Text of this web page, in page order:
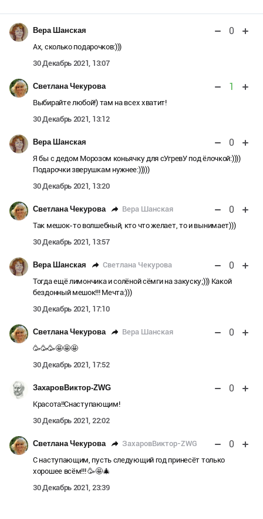
Вера Шанская 0
Ах, сколько подарочков:)))
30 Декабрь 2021, 13:07
Светлана Чекурова 1
Выбирайте любой!) там на всех хватит!
30 Декабрь 2021, 13:12
Вера Шанская 0
Я бы с дедом Морозом коньячку для сУгревУ под ёлочкой:))))
Подарочки зверушкам нужнее:)))))
30 Декабрь 2021, 13:20
Светлана Чекурова Вера Шанская 0
Так мешок-то волшебный, кто что желает, то и вынимает)))
30 Декабрь 2021, 13:57
Вера Шанская Светлана Чекурова 0
Тогда ещё лимончика и солёной сёмги на закуску;))) Какой
бездонный мешок!!! Мечта:)))
30 Декабрь 2021, 17:10
Светлана Чекурова Вера Шанская 0
🥳🥳🥳🤩🤩🤩
30 Декабрь 2021, 17:52
ЗахаровВиктор-ZWG 0
Красота!!Снаступающим!
30 Декабрь 2021, 22:02
Светлана Чекурова ЗахаровВиктор-ZWG 0
С наступающим, пусть следующий год принесёт только
хорошее всём!!! 🥳🤩🎄
30 Декабрь 2021, 23:39